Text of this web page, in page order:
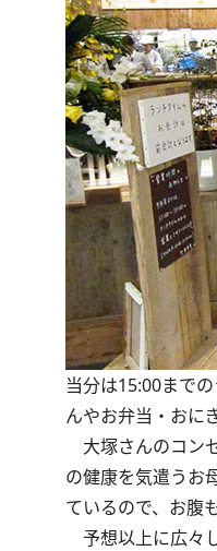
当分は15:00まで
んやお弁当・おに
大塚さんのコン
の健康を気遣うお
ているので、お腹
予想以上に広々